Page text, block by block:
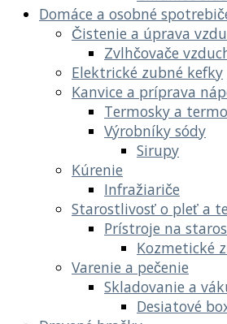
Domáce a osobné
Čistenie a úprava
Zvlhčovače
Elektrické zubné kefky
Kanvice a príprava
Termosky a
Výrobníky sódy
Sirupy
Kúrenie
Infražiariče
Starostlivosť o pleť a
Prístroje na
Kozmetické
Varenie a pečenie
Skladovanie a
Desiatové